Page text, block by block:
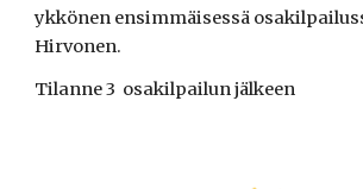
ykkönen ensimmäisessä
Hirvonen.
Tilanne 3  osakilpailun jälkeen